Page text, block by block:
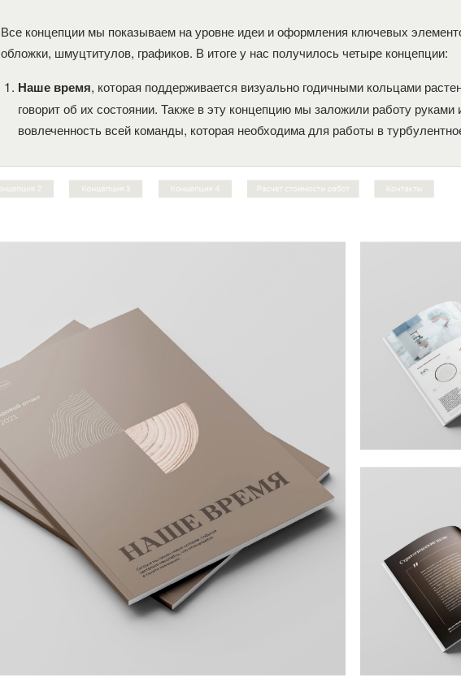
Все концепции мы показываем на уровне идеи и оформления ключевых
обложки, шмуцтитулов, графиков. В итоге у нас получилось четыре концепции:
Наше время, которая поддерживается визуально годичными кольцами
говорит об их состоянии. Также в эту концепцию мы заложили работу руками
вовлеченность всей команды, которая необходима для работы в